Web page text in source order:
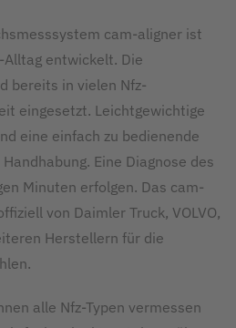
cam-aligner ist
entwickelt. Die
bereits in vielen Nfz-
eingesetzt. Leichtgewichtige
eine einfach zu bedienende
Eine Diagnose des
Minuten erfolgen. Das cam-
von Daimler Truck, VOLVO,
Herstellern für die
alle Nfz-Typen vermessen